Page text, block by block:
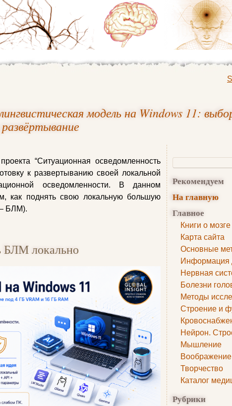
модель на Windows 11:
Рекомендуем
На главную
Главное
Книги о мозге
Карта сайта
Основные
Информация
Нервная
Болезни
Методы
Строение и
Нейрон.
Мышление
Воображение
Творчество
Каталог
Рубрики
“Ситуационная осведомленность
к развертыванию своей локальной
осведомленности. В данном
как поднять свою локальную большую
– БЛМ).
БЛМ локально